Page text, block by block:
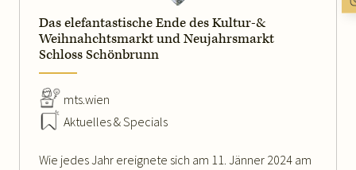
Das elefantastische Ende des Kultur-&
Weihnahchtsmarkt und Neujahrsmarkt
Schloss Schönbrunn
mts.wien
Aktuelles & Specials
Wie jedes Jahr ereignete sich am 11. Jänner 2024 am